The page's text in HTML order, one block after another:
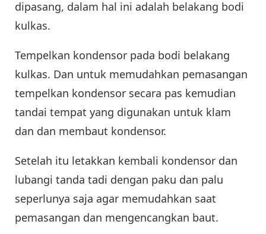
dipasang, dalam hal ini adalah belakang bodi
kulkas.
Tempelkan kondensor pada bodi belakang
kulkas. Dan untuk memudahkan pemasangan
tempelkan kondensor secara pas kemudian
tandai tempat yang digunakan untuk klam
dan dan membaut kondensor.
Setelah itu letakkan kembali kondensor dan
lubangi tanda tadi dengan paku dan palu
seperlunya saja agar memudahkan saat
pemasangan dan mengencangkan baut.